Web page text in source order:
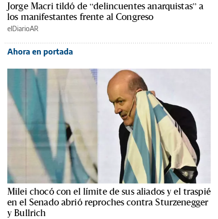
Jorge Macri tildó de “delincuentes anarquistas” a
los manifestantes frente al Congreso
elDiarioAR
Ahora en portada
Milei chocó con el límite de sus aliados y el traspié
en el Senado abrió reproches contra Sturzenegger
y Bullrich